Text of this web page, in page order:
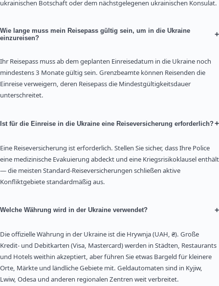
ukrainischen Botschaft oder dem nächstgelegenen ukrainischen Konsulat.
Wie lange muss mein Reisepass gültig sein, um in die Ukraine
einzureisen?
+
Ihr Reisepass muss ab dem geplanten Einreisedatum in die Ukraine noch
mindestens 3 Monate gültig sein. Grenzbeamte können Reisenden die
Einreise verweigern, deren Reisepass die Mindestgültigkeitsdauer
unterschreitet.
Ist für die Einreise in die Ukraine eine Reiseversicherung erforderlich?+
Eine Reiseversicherung ist erforderlich. Stellen Sie sicher, dass Ihre Police
eine medizinische Evakuierung abdeckt und eine Kriegsrisikoklausel enthält
— die meisten Standard-Reiseversicherungen schließen aktive
Konfliktgebiete standardmäßig aus.
Welche Währung wird in der Ukraine verwendet? +
Die offizielle Währung in der Ukraine ist die Hrywnja (UAH, ₴). Große
Kredit- und Debitkarten (Visa, Mastercard) werden in Städten, Restaurants
und Hotels weithin akzeptiert, aber führen Sie etwas Bargeld für kleinere
Orte, Märkte und ländliche Gebiete mit. Geldautomaten sind in Kyjiw,
Lwiw, Odesa und anderen regionalen Zentren weit verbreitet.